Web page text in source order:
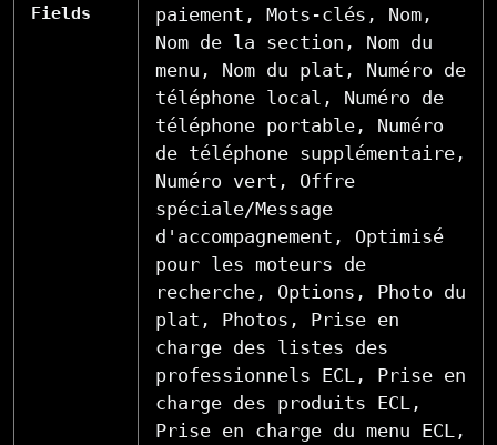
Fields
paiement, Mots-clés, Nom,
Nom de la section, Nom du
menu, Nom du plat, Numéro de
téléphone local, Numéro de
téléphone portable, Numéro
de téléphone supplémentaire,
Numéro vert, Offre
spéciale/Message
d'accompagnement, Optimisé
pour les moteurs de
recherche, Options, Photo du
plat, Photos, Prise en
charge des listes des
professionnels ECL, Prise en
charge des produits ECL,
Prise en charge du menu ECL,